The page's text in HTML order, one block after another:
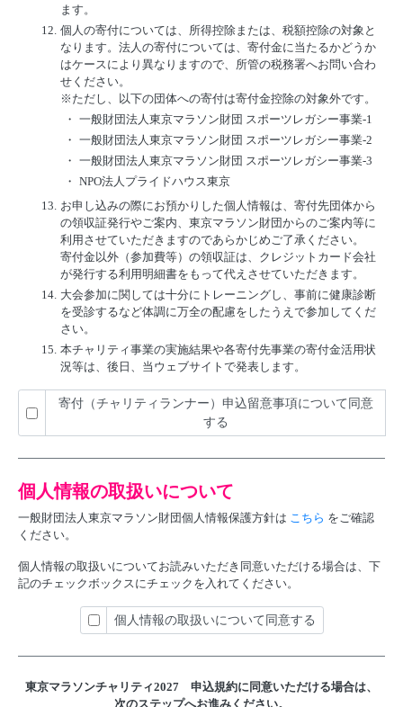
ます。
12. 個人の寄付については、所得控除または、税額控除の対象と
なります。法人の寄付については、寄付金に当たるかどうか
はケースにより異なりますので、所管の税務署へお問い合わ
せください。
※ただし、以下の団体への寄付は寄付金控除の対象外です。
・ 一般財団法人東京マラソン財団 スポーツレガシー事業-1
・ 一般財団法人東京マラソン財団 スポーツレガシー事業-2
・ 一般財団法人東京マラソン財団 スポーツレガシー事業-3
・ NPO法人プライドハウス東京
13. お申し込みの際にお預かりした個人情報は、寄付先団体から
の領収証発行やご案内、東京マラソン財団からのご案内等に
利用させていただきますのであらかじめご了承ください。
寄付金以外（参加費等）の領収証は、クレジットカード会社
が発行する利用明細書をもって代えさせていただきます。
14. 大会参加に関しては十分にトレーニングし、事前に健康診断
を受診するなど体調に万全の配慮をしたうえで参加してくだ
さい。
15. 本チャリティ事業の実施結果や各寄付先事業の寄付金活用状
況等は、後日、当ウェブサイトで発表します。
寄付（チャリティランナー）申込留意事項について同意
する
個人情報の取扱いについて
一般財団法人東京マラソン財団個人情報保護方針は こちら をご確認
ください。
個人情報の取扱いについてお読みいただき同意いただける場合は、下
記のチェックボックスにチェックを入れてください。
個人情報の取扱いについて同意する
東京マラソンチャリティ2027 申込規約に同意いただける場合は、
次のステップへお進みください。